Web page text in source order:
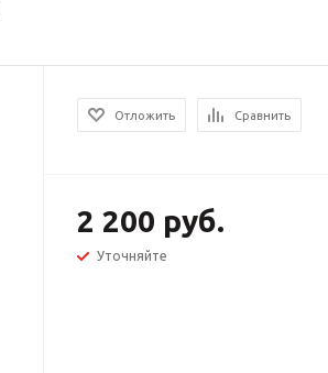
Отложить Сравнить
2 200 руб.
Уточняйте